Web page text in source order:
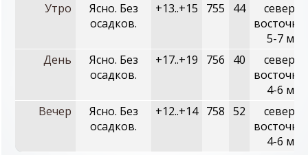
Утро
Ясно. Без
осадков.
+13..+15 755 44
северо-
5-7 м/с
День
Ясно. Без
осадков.
+17..+19 756 40
северо-
4-6 м/с
Вечер
Ясно. Без
осадков.
+12..+14 758 52
северо-
4-6 м/с